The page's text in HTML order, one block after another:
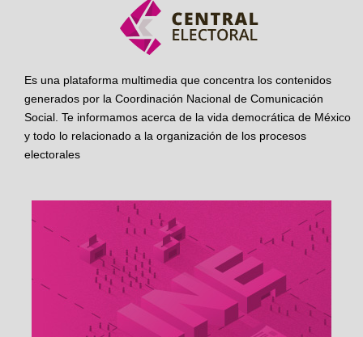
Es una plataforma multimedia que concentra los contenidos
generados por la Coordinación Nacional de Comunicación
Social. Te informamos acerca de la vida democrática de México
y todo lo relacionado a la organización de los procesos
electorales